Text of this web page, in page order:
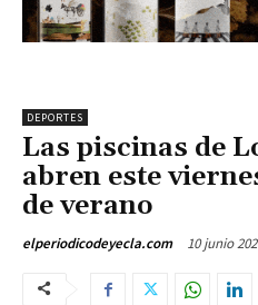
DEPORTES
Las piscinas de
abren este
de verano
elperiodicodeyecla.com 10 junio